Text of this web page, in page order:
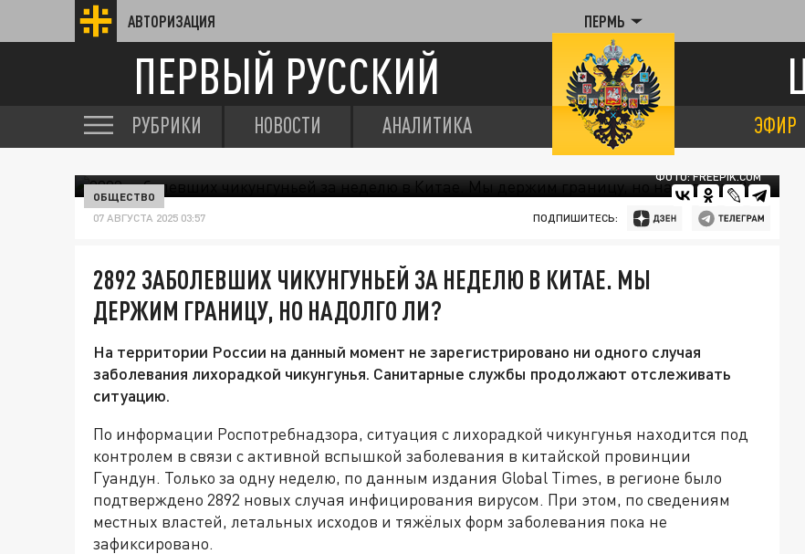
АВТОРИЗАЦИЯ ПЕРМЬ
ПЕРВЫЙ РУССКИЙ
РУБРИКИ НОВОСТИ АНАЛИТИКА ЭФИР
ФОТО: FREEPIK.COM
ОБЩЕСТВО
07 АВГУСТА 2025 03:57 ПОДПИШИТЕСЬ:
2892 ЗАБОЛЕВШИХ ЧИКУНГУНЬЕЙ ЗА НЕДЕЛЮ В КИТАЕ. МЫ
ДЕРЖИМ ГРАНИЦУ, НО НАДОЛГО ЛИ?
На территории России на данный момент не зарегистрировано ни одного случая
заболевания лихорадкой чикунгунья. Санитарные службы продолжают отслеживать
ситуацию.
По информации Роспотребнадзора, ситуация с лихорадкой чикунгунья находится под
контролем в связи с активной вспышкой заболевания в китайской провинции
Гуандун. Только за одну неделю, по данным издания Global Times, в регионе было
подтверждено 2892 новых случая инфицирования вирусом. При этом, по сведениям
местных властей, летальных исходов и тяжёлых форм заболевания пока не
зафиксировано.